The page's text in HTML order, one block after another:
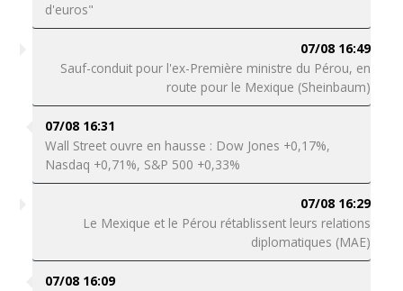
d'euros"
07/08 16:49
Sauf-conduit pour l'ex-Première ministre du Pérou, en
route pour le Mexique (Sheinbaum)
07/08 16:31
Wall Street ouvre en hausse : Dow Jones +0,17%,
Nasdaq +0,71%, S&P 500 +0,33%
07/08 16:29
Le Mexique et le Pérou rétablissent leurs relations
diplomatiques (MAE)
07/08 16:09